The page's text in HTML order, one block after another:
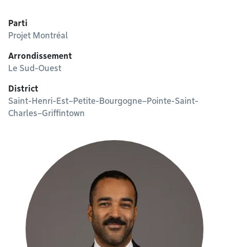
Parti
Projet Montréal
Arrondissement
Le Sud-Ouest
District
Saint-Henri-Est–Petite-Bourgogne–Pointe-Saint-
Charles–Griffintown